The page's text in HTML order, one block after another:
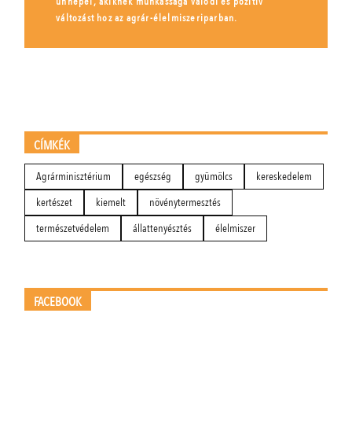
változást hoz az agrár-élelmiszeriparban.
CÍMKÉK
Agrárminisztérium egészség gyümölcs
kereskedelem
kertészet
kiemelt
növénytermesztés
természetvédelem
állattenyésztés élelmiszer
FACEBOOK